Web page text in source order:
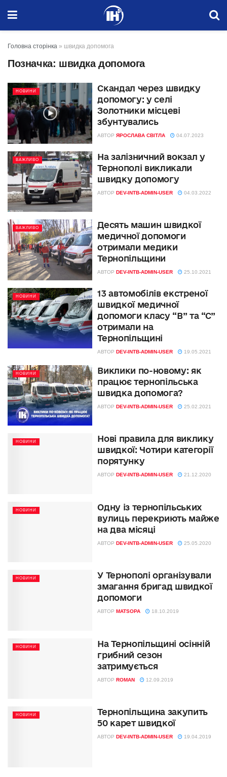
Головна сторінка » швидка допомога
Позначка: швидка допомога
НОВИНИ
Скандал через швидку
допомогу: у селі
Золотники місцеві
збунтувались
АВТОР ЯРОСЛАВА СВІТЛА 04.07.2023
ВАЖЛИВО
На залізничний вокзал у
Тернополі викликали
швидку допомогу
АВТОР DEV-INTB-ADMIN-USER 04.03.2022
ВАЖЛИВО
Десять машин швидкої
медичної допомоги
отримали медики
Тернопільщини
АВТОР DEV-INTB-ADMIN-USER 25.10.2021
НОВИНИ
13 автомобілів екстреної
швидкої медичної
допомоги класу “В” та “С”
отримали на
Тернопільщині
АВТОР DEV-INTB-ADMIN-USER 19.05.2021
НОВИНИ
Виклики по-новому: як
працює тернопільська
швидка допомога?
АВТОР DEV-INTB-ADMIN-USER 25.02.2021
НОВИНИ
Нові правила для виклику
швидкої: Чотири категорії
порятунку
АВТОР DEV-INTB-ADMIN-USER 21.12.2020
НОВИНИ
Одну із тернопільських
вулиць перекриють майже
на два місяці
АВТОР DEV-INTB-ADMIN-USER 25.05.2020
НОВИНИ
У Тернополі організували
змагання бригад швидкої
допомоги
АВТОР MATSOPA 18.10.2019
НОВИНИ
На Тернопільщині осінній
грибний сезон
затримується
АВТОР ROMAN 12.09.2019
НОВИНИ
Тернопільщина закупить
50 карет швидкої
АВТОР DEV-INTB-ADMIN-USER 19.04.2019